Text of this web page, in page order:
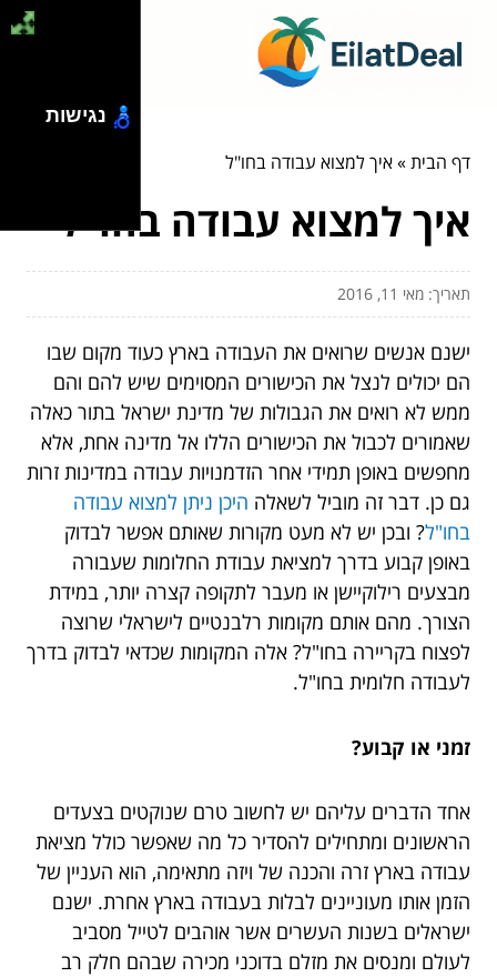
דף הבית»איך למצוא עבודה בחו"ל
איך למצוא עבודה בחו"ל
תאריך: מאי 11, 2016
ישנם אנשים שרואים את העבודה בארץ כעוד מקום שבו
הם יכולים לנצל את הכישורים המסוימים שיש להם והם
ממש לא רואים את הגבולות של מדינת ישראל בתור כאלה
שאמורים לכבול את הכישורים הללו אל מדינה אחת, אלא
מחפשים באופן תמידי אחר הזדמנויות עבודה במדינות זרות
גם כן. דבר זה מוביל לשאלה היכן ניתן למצוא עבודה
בחו"ל? ובכן יש לא מעט מקורות שאותם אפשר לבדוק
באופן קבוע בדרך למציאת עבודת החלומות שעבורה
מבצעים רילוקיישן או מעבר לתקופה קצרה יותר, במידת
הצורך. מהם אותם מקומות רלבנטיים לישראלי שרוצה
לפצוח בקריירה בחו"ל? אלה המקומות שכדאי לבדוק בדרך
לעבודה חלומית בחו"ל.
זמני או קבוע?
אחד הדברים עליהם יש לחשוב טרם שנוקטים בצעדים
הראשונים ומתחילים להסדיר כל מה שאפשר כולל מציאת
עבודה בארץ זרה והכנה של ויזה מתאימה, הוא העניין של
הזמן אותו מעוניינים לבלות בעבודה בארץ אחרת. ישנם
ישראלים בשנות העשרים אשר אוהבים לטייל מסביב
לעולם ומנסים את מזלם בדוכני מכירה שבהם חלק רב
נגישות